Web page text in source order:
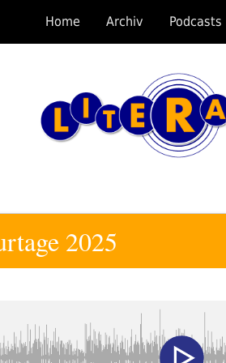
Home Archiv Podcasts
2025